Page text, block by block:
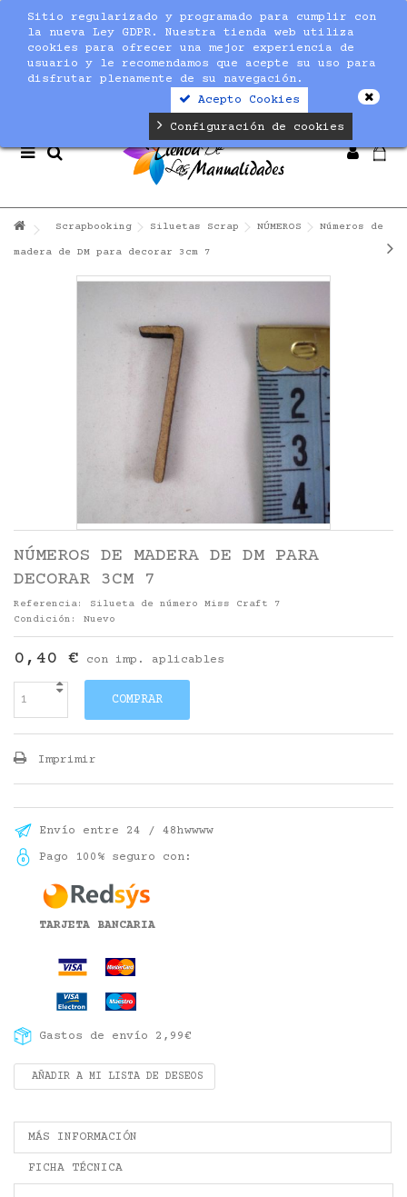
Notice : Undefined index: max_amount in
/home/nuevaltm/public_html/modules/sequracheckout/lib/
on line19
Sitio regularizado y programado para cumplir con
la nueva Ley GDPR. Nuestra tienda web utiliza
cookies para ofrecer una mejor experiencia de
usuario y le recomendamos que acepte su uso para
disfrutar plenamente de su navegación.
Acepto Cookies
Configuración de cookies
Scrapbooking Siluetas Scrap NÚMEROS Números de
madera de DM para decorar 3cm 7
NÚMEROS DE MADERA DE DM PARA
DECORAR 3CM 7
Referencia:
Silueta de número Miss Craft 7
Condición:
Nuevo
0,40 € con imp. aplicables
COMPRAR
Imprimir
Envío entre 24 / 48hwwww
Pago 100% seguro con:
TARJETA BANCARIA
Gastos de envío 2,99€
AÑADIR A MI LISTA DE DESEOS
MÁS INFORMACIÓN
FICHA TÉCNICA